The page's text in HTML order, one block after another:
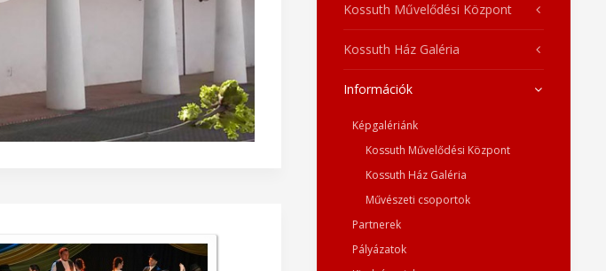
Kossuth Művelődési Központ
Kossuth Ház Galéria
Információk
Képgalériánk
Kossuth Művelődési Központ
Kossuth Ház Galéria
Művészeti csoportok
Partnerek
Pályázatok